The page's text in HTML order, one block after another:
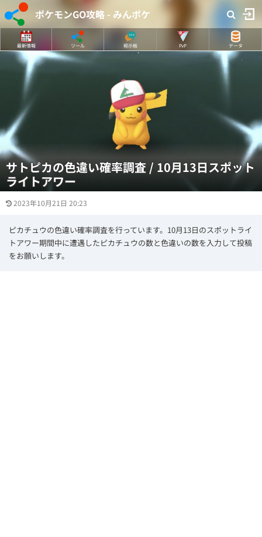
ポケモンGO攻略 - みんポケ
最新情報 ツール 掲示板 PvP データ
サトピカの色違い確率調査 / 10月13日スポット
ライトアワー
2023年10月21日 20:23
ピカチュウの色違い確率調査を行っています。10月13日のスポットライ
トアワー期間中に遭遇したピカチュウの数と色違いの数を入力して投稿
をお願いします。